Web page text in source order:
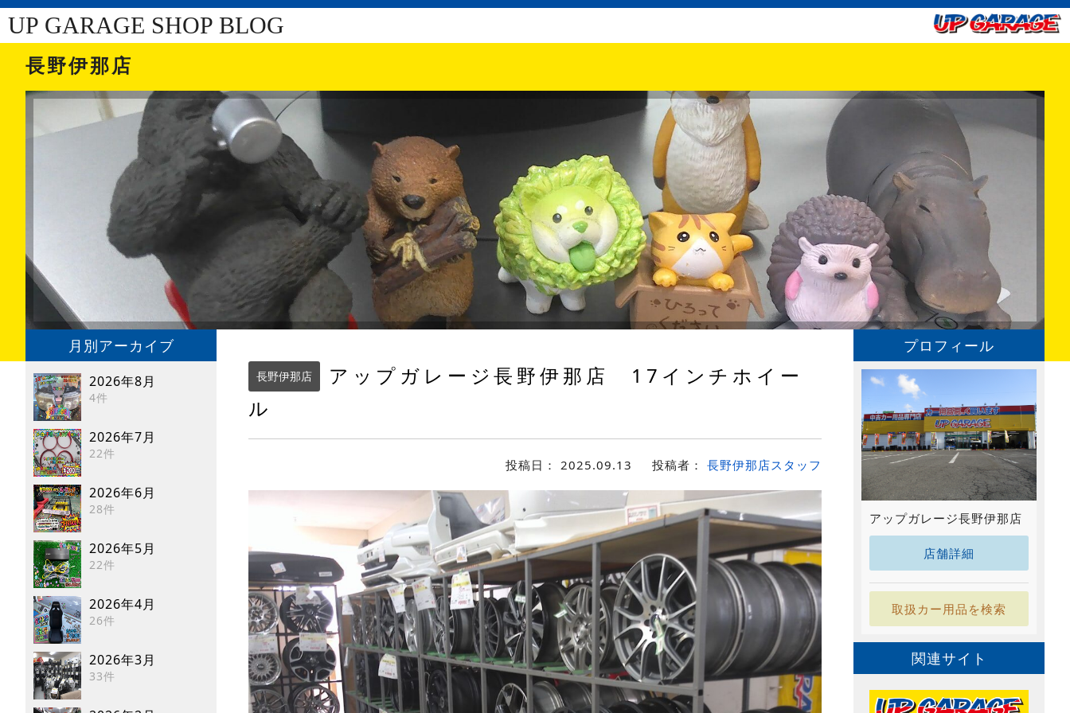
UP GARAGE SHOP BLOG
長野伊那店
月別アーカイブ
2026年8月
4件
2026年7月
22件
2026年6月
28件
2026年5月
22件
2026年4月
26件
2026年3月
33件
長野伊那店
アップガレージ長野伊那店 17インチホイー
ル
投稿日： 2025.09.13 投稿者： 長野伊那店スタッフ
プロフィール
アップガレージ長野伊那店
店舗詳細
取扱カー用品を検索
関連サイト